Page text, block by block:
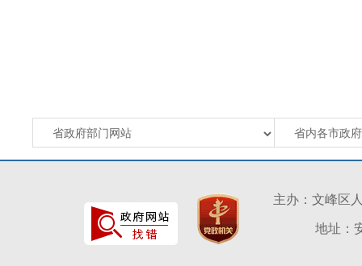
主办：文峰区
地址：